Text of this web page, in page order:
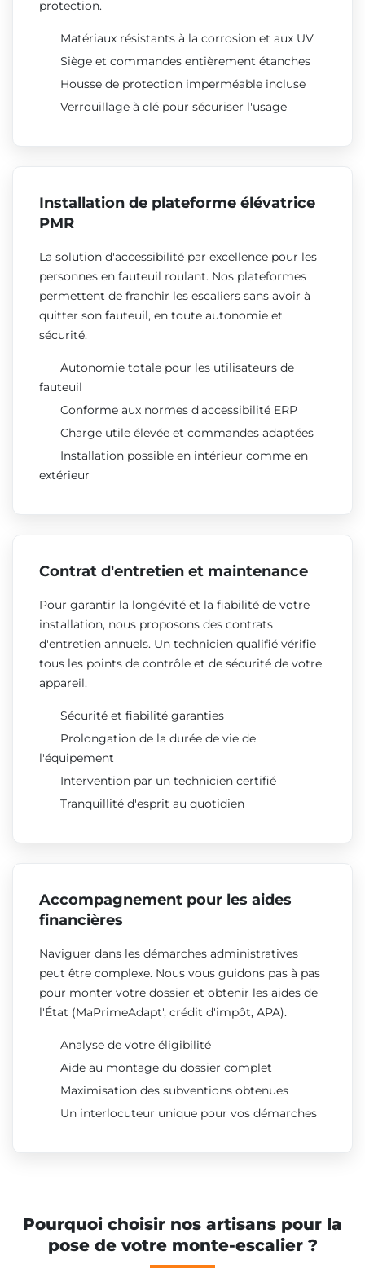
protection.
Matériaux résistants à la corrosion et aux UV
Siège et commandes entièrement étanches
Housse de protection imperméable incluse
Verrouillage à clé pour sécuriser l'usage
Installation de plateforme élévatrice
PMR
La solution d'accessibilité par excellence pour les
personnes en fauteuil roulant. Nos plateformes
permettent de franchir les escaliers sans avoir à
quitter son fauteuil, en toute autonomie et
sécurité.
Autonomie totale pour les utilisateurs de
fauteuil
Conforme aux normes d'accessibilité ERP
Charge utile élevée et commandes adaptées
Installation possible en intérieur comme en
extérieur
Contrat d'entretien et maintenance
Pour garantir la longévité et la fiabilité de votre
installation, nous proposons des contrats
d'entretien annuels. Un technicien qualifié vérifie
tous les points de contrôle et de sécurité de votre
appareil.
Sécurité et fiabilité garanties
Prolongation de la durée de vie de
l'équipement
Intervention par un technicien certifié
Tranquillité d'esprit au quotidien
Accompagnement pour les aides
financières
Naviguer dans les démarches administratives
peut être complexe. Nous vous guidons pas à pas
pour monter votre dossier et obtenir les aides de
l'État (MaPrimeAdapt', crédit d'impôt, APA).
Analyse de votre éligibilité
Aide au montage du dossier complet
Maximisation des subventions obtenues
Un interlocuteur unique pour vos démarches
Pourquoi choisir nos artisans pour la
pose de votre monte-escalier ?